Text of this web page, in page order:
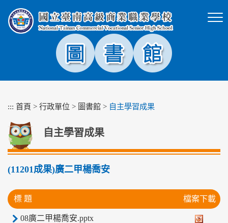
塊
::: 首頁 > 行政單位 > 圖書館 > 自主學習成果
自主學習成果
(11201成果)廣二甲楊喬安
標 題 檔案下載
08廣二甲楊喬安.pptx